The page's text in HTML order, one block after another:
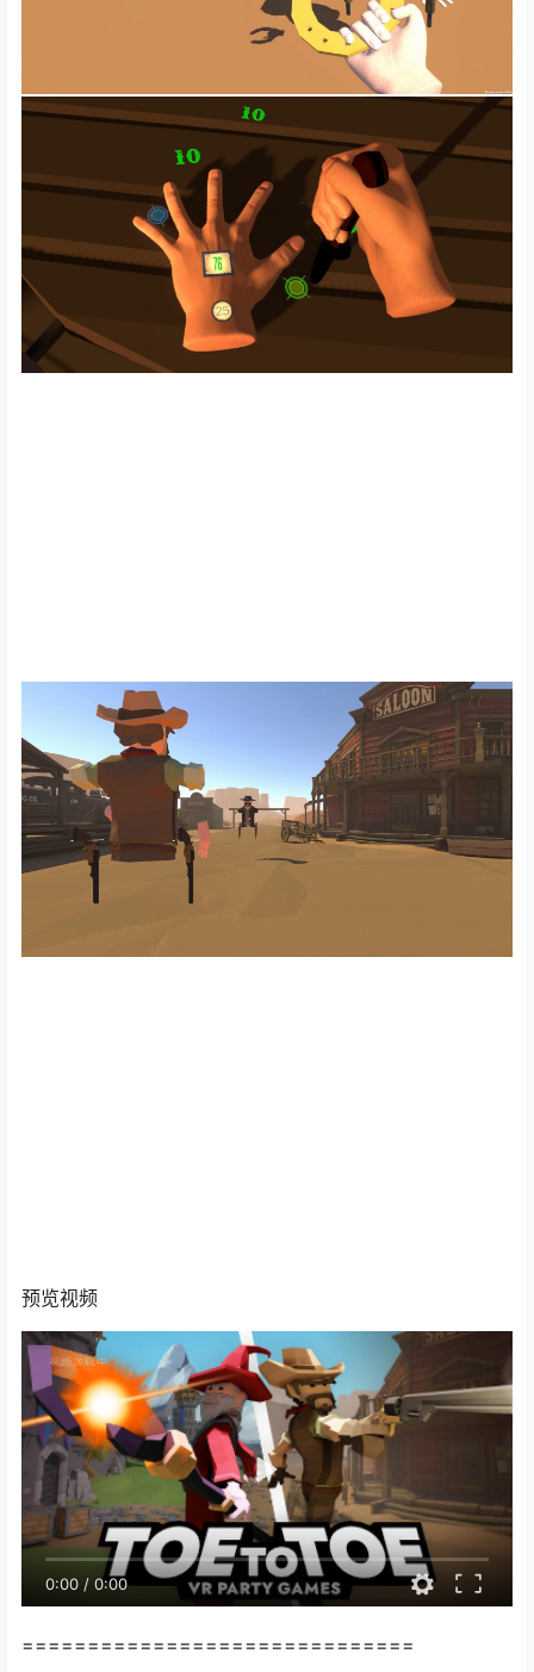
预览视频
0:00 / 0:00
==============================